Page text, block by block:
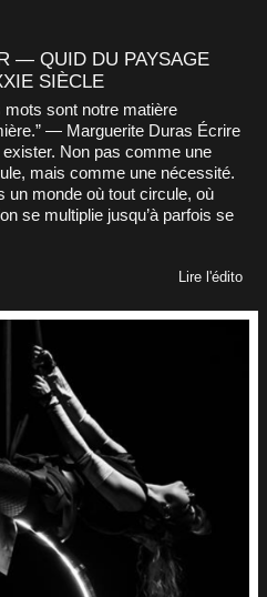
— QUID DU PAYSAGE
SIÈCLE
mots sont notre matière
— Marguerite Duras Écrire
exister. Non pas comme une
mais comme une nécessité.
un monde où tout circule, où
se multiplie jusqu’à parfois se
Lire l'édito